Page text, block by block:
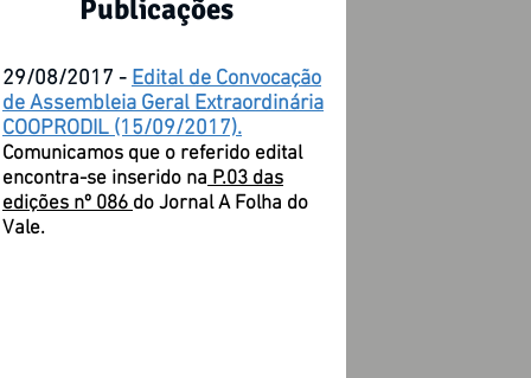
Publicações
29/08/2017 - Edital de Convocação
de Assembleia Geral Extraordinária
COOPRODIL (15/09/2017).
Comunicamos que o referido edital
encontra-se inserido naP.03 das
edições nº 086 do Jornal A Folha do
Vale.